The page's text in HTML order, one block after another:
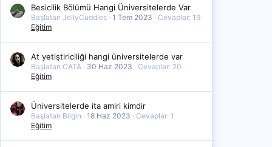
Besicilik Bölümü Hangi Üniversitelerde Var
Başlatan JellyCuddles 1 Tem 2023
Cevaplar: 19
Eğitim
At yetiştiriciliği hangi üniversitelerde var
Başlatan CATA 30 Haz 2023
Cevaplar: 20
Eğitim
Üniversitelerde ita amiri kimdir
Başlatan Bilgin 18 Haz 2023
Cevaplar: 1
Eğitim